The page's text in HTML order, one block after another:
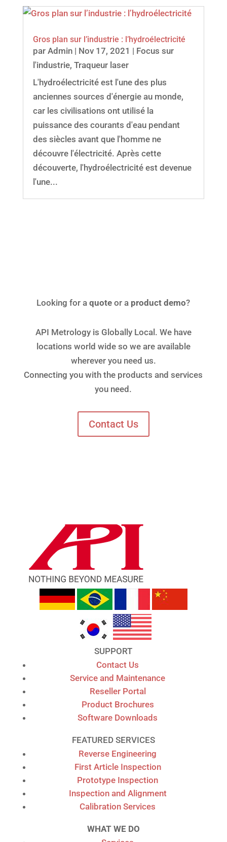
Gros plan sur l’industrie : l’hydroélectricité
par Admin| Nov 17, 2021 | Focus sur
l'industrie, Traqueur laser
L'hydroélectricité est l'une des plus
anciennes sources d'énergie au monde,
car les civilisations ont utilisé la
puissance des courants d'eau pendant
des siècles avant que l'homme ne
découvre l'électricité. Après cette
découverte, l'hydroélectricité est devenue
l'une...
Looking for aquote or a product demo?
API Metrology is Globally Local. We have
locations world wide so we are available
wherever you need us.
Connecting you with the products and services
you need.
Contact Us
SUPPORT
Contact Us
Service and Maintenance
Reseller Portal
Product Brochures
Software Downloads
FEATURED SERVICES
Reverse Engineering
First Article Inspection
Prototype Inspection
Inspection and Alignment
Calibration Services
WHAT WE DO